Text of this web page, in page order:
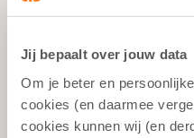
Jij bepaalt over jouw data
Om je beter en
cookies (en daarmee
cookies kunnen wij (en
Alle sportdoelen
Na het sporten
1 schep per dag